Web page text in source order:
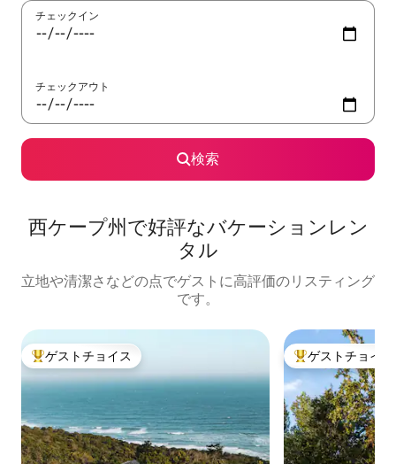
チェックイン
チェックアウト
検索
西ケープ州で好評なバケーションレン
タル
立地や清潔さなどの点でゲストに高評価のリスティング
です。
大好評のゲストチョイスです。
ゲストチョイス 大好評のゲスト
ゲストチョイス